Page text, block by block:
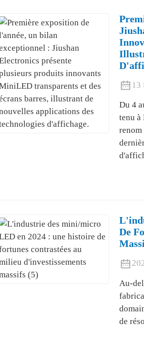
13
Du 4
tenu à
renom
De
Au-
de